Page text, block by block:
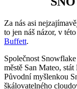
Za nás asi
to jen náš názor, v
Buffett.
Společnost
městě San Mateo,
Původní myšlenkou
škálovatelného